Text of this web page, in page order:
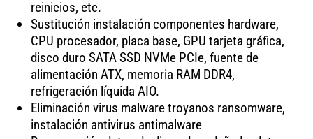
reinicios, etc.
Sustitución instalación componentes hardware,
CPU procesador, placa base, GPU tarjeta gráfica,
disco duro SATA SSD NVMe PCIe, fuente de
alimentación ATX, memoria RAM DDR4,
refrigeración líquida AIO.
Eliminación virus malware troyanos ransomware,
instalación antivirus antimalware